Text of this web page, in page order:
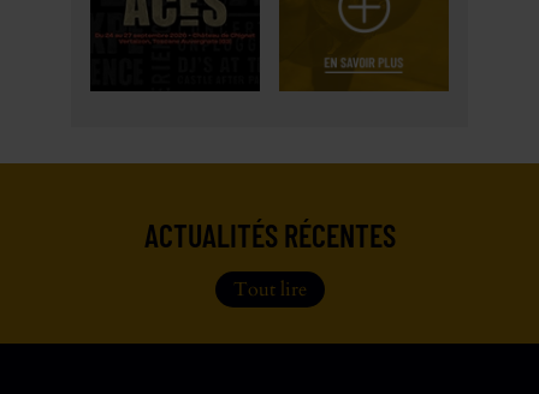
ACTUALITÉS RÉCENTES
Tout lire